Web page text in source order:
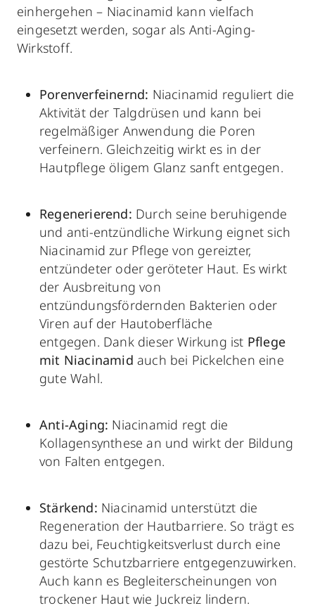
einhergehen – Niacinamid kann vielfach
eingesetzt werden, sogar als Anti-Aging-
Wirkstoff.
Porenverfeinernd: Niacinamid reguliert die
Aktivität der Talgdrüsen und kann bei
regelmäßiger Anwendung die Poren
verfeinern. Gleichzeitig wirkt es in der
Hautpflege öligem Glanz sanft entgegen.
Regenerierend: Durch seine beruhigende
und anti-entzündliche Wirkung eignet sich
Niacinamid zur Pflege von gereizter,
entzündeter oder geröteter Haut. Es wirkt
der Ausbreitung von
entzündungsfördernden Bakterien oder
Viren auf der Hautoberfläche
entgegen. Dank dieser Wirkung ist Pflege
mit Niacinamid auch bei Pickelchen eine
gute Wahl.
Anti-Aging: Niacinamid regt die
Kollagensynthese an und wirkt der Bildung
von Falten entgegen.
Stärkend: Niacinamid unterstützt die
Regeneration der Hautbarriere. So trägt es
dazu bei, Feuchtigkeitsverlust durch eine
gestörte Schutzbarriere entgegenzuwirken.
Auch kann es Begleiterscheinungen von
trockener Haut wie Juckreiz lindern.